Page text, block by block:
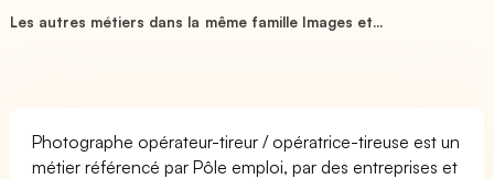
Les autres métiers dans la même famille Images et...
Photographe opérateur-tireur / opératrice-tireuse est un
métier référencé par Pôle emploi, par des entreprises et